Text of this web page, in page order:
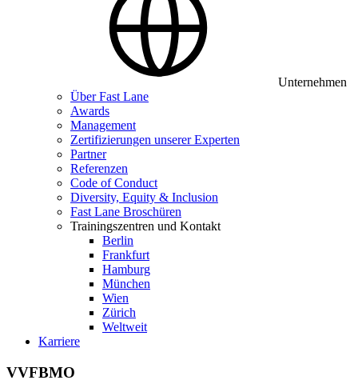
Unternehmen
Über Fast Lane
Awards
Management
Zertifizierungen unserer Experten
Partner
Referenzen
Code of Conduct
Diversity, Equity & Inclusion
Fast Lane Broschüren
Trainingszentren und Kontakt
Berlin
Frankfurt
Hamburg
München
Wien
Zürich
Weltweit
Karriere
VVFBMO